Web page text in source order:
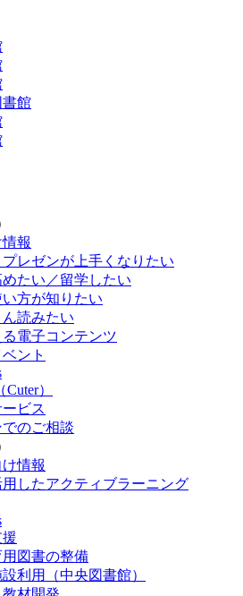
館
報
レゼンが上手くなりたい
たい／留学したい
方が知りたい
読みたい
電子コンテンツ
ント
）
ビス
のご相談
情報
用したアクティブラーニング
図書の整備
利用（中央図書館）